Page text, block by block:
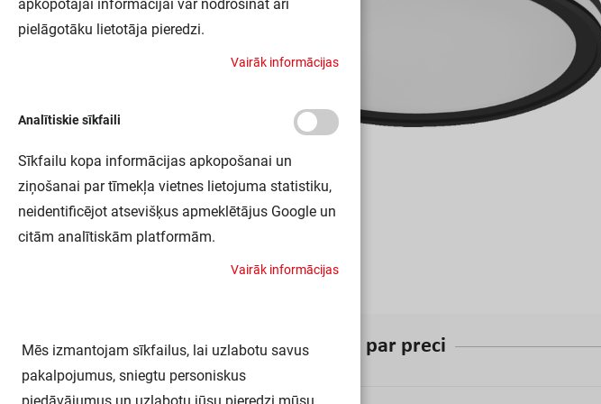
Inform par preci
apkopotajai informācijai var nodrošināt arī
pielāgotāku lietotāja pieredzi.
Vairāk informācijas
Analītiskie sīkfaili
Sīkfailu kopa informācijas apkopošanai un
ziņošanai par tīmekļa vietnes lietojuma statistiku,
neidentificējot atsevišķus apmeklētājus Google un
citām analītiskām platformām.
Vairāk informācijas
Mēs izmantojam sīkfailus, lai uzlabotu savus
pakalpojumus, sniegtu personiskus